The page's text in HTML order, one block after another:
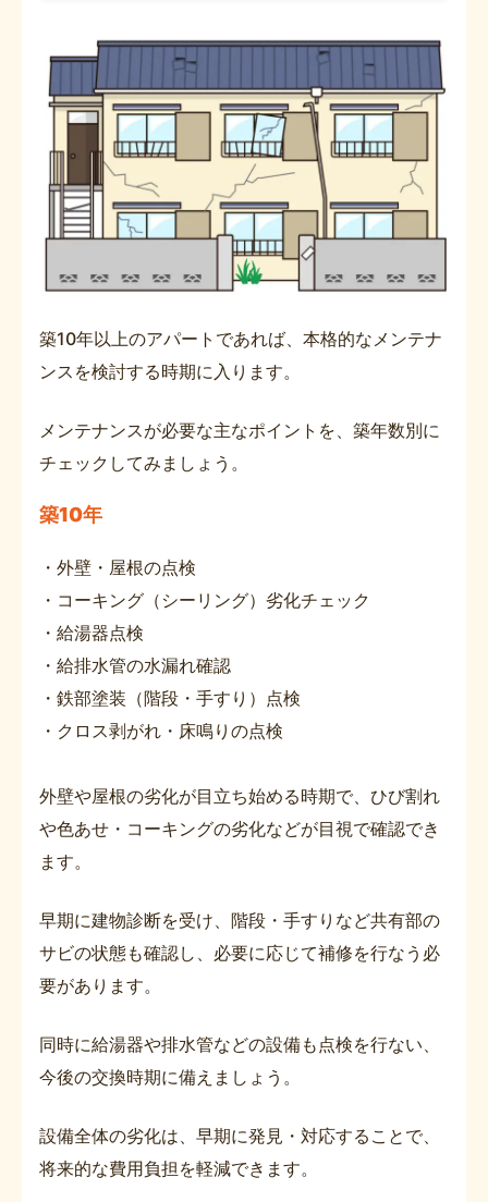
築10年以上のアパートであれば、本格的なメンテナ
ンスを検討する時期に入ります。
メンテナンスが必要な主なポイントを、築年数別に
チェックしてみましょう。
築10年
・外壁・屋根の点検
・コーキング（シーリング）劣化チェック
・給湯器点検
・給排水管の水漏れ確認
・鉄部塗装（階段・手すり）点検
・クロス剥がれ・床鳴りの点検
外壁や屋根の劣化が目立ち始める時期で、ひび割れ
や色あせ・コーキングの劣化などが目視で確認でき
ます。
早期に建物診断を受け、階段・手すりなど共有部の
サビの状態も確認し、必要に応じて補修を行なう必
要があります。
同時に給湯器や排水管などの設備も点検を行ない、
今後の交換時期に備えましょう。
設備全体の劣化は、早期に発見・対応することで、
将来的な費用負担を軽減できます。